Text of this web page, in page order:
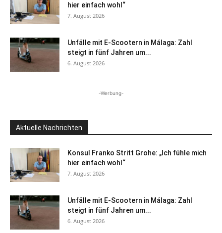
hier einfach wohl“
7. August 2026
Unfälle mit E-Scootern in Málaga: Zahl
steigt in fünf Jahren um...
6. August 2026
-Werbung-
Aktuelle Nachrichten
Konsul Franko Stritt Grohe: „Ich fühle mich
hier einfach wohl“
7. August 2026
Unfälle mit E-Scootern in Málaga: Zahl
steigt in fünf Jahren um...
6. August 2026